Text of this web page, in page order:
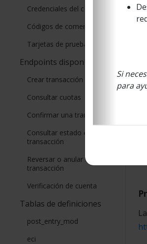
Si
para
Credenciales del comercio
Códigos de comercio
Tarjetas de prueba
Endpoints disponibles
Crear transacción
Consultar cuotas
Confirmar una transacción
Consultar estado de una
transacción
Reversar o anular una
transacción
Verificación de cuenta
Tablas de definiciones
post_entry_mod
eci